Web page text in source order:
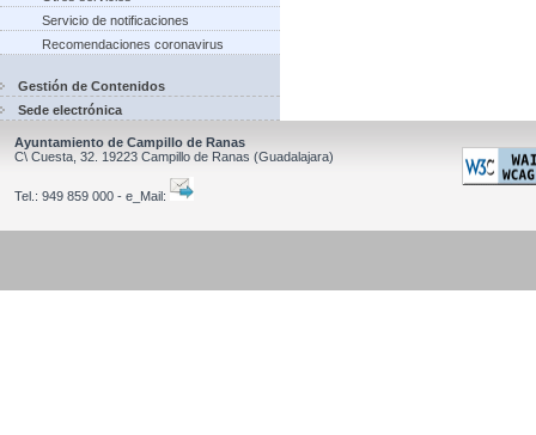
Servicio de notificaciones
Recomendaciones coronavirus
Gestión de Contenidos
Sede electrónica
Ayuntamiento de Campillo de Ranas
C\ Cuesta, 32. 19223 Campillo de Ranas (Guadalajara)
Tel.: 949 859 000 - e_Mail: